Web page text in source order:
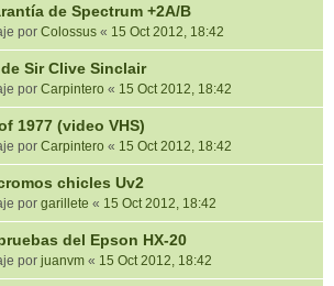
de Spectrum +2A/B
por Colossus « 15 Oct 2012, 18:42
Sir Clive Sinclair
por Carpintero « 15 Oct 2012, 18:42
1977 (video VHS)
por Carpintero « 15 Oct 2012, 18:42
chicles Uv2
por garillete « 15 Oct 2012, 18:42
del Epson HX-20
por juanvm « 15 Oct 2012, 18:42